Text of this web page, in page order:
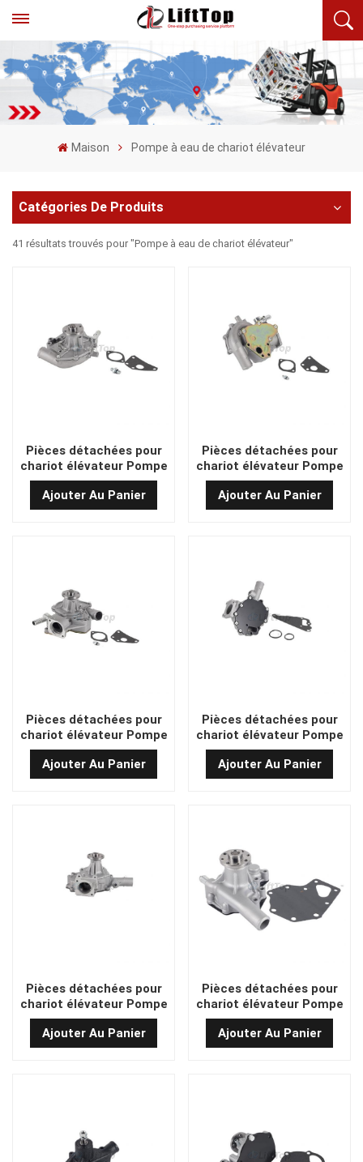
Maison Pompe à eau de chariot élévateur
Catégories De Produits
41 résultats trouvés pour "Pompe à eau de chariot élévateur"
Pièces détachées pour
chariot élévateur Pompe
à eau hydraulique KT-
104A1Z
Ajouter Au Panier
Pièces détachées pour
chariot élévateur Pompe
à eau hydraulique KT-
1161DZ
Ajouter Au Panier
Pièces détachées pour
chariot élévateur Pompe
à eau hydraulique 7F-4Y
Ajouter Au Panier
Pièces détachées pour
chariot élévateur Pompe
à eau hydraulique 8F1DZ
Ajouter Au Panier
Pièces détachées pour
chariot élévateur Pompe
à eau hydraulique 7F1DZ
Ajouter Au Panier
Pièces détachées pour
chariot élévateur Pompe
à eau hydraulique KI-
644JG2
Ajouter Au Panier